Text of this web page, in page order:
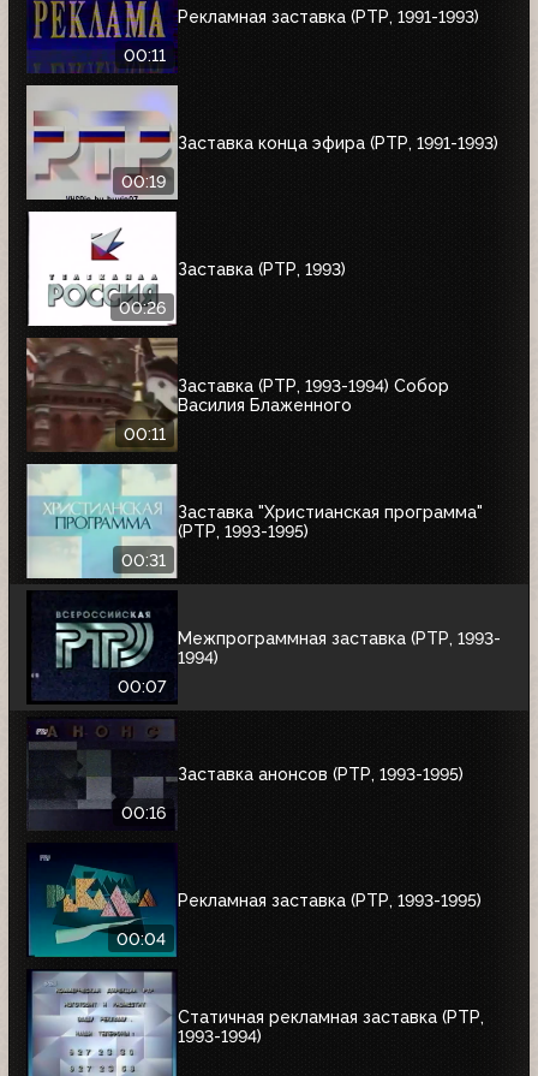
00:11
Рекламная заставка (РТР, 1991-1993)
00:19
Заставка конца эфира (РТР, 1991-1993)
00:26
Заставка (РТР, 1993)
00:11
Заставка (РТР, 1993-1994) Собор
Василия Блаженного
00:31
Заставка "Христианская программа"
(РТР, 1993-1995)
00:07
Межпрограммная заставка (РТР, 1993-
1994)
00:16
Заставка анонсов (РТР, 1993-1995)
00:04
Рекламная заставка (РТР, 1993-1995)
Статичная рекламная заставка (РТР,
1993-1994)